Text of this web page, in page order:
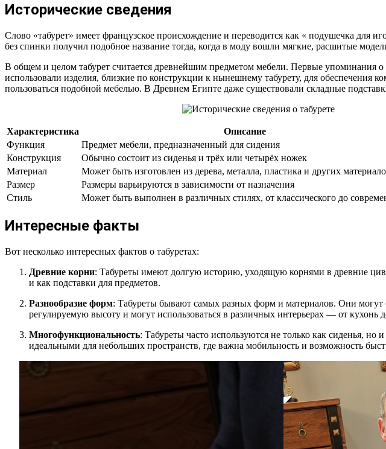
Исторические сведения
Слово «табурет» имеет французское происхождение и переводится как « подушечка для
без спинки получил подобное название тогда, когда в моду вошли мягкие, расшитые
В общем и целом табурет считается древнейшим предметом мебели. Первые упоминания
использовали изделия, близкие по конструкции к нынешнему табурету, для обеспечения
пользоваться подобной мебелью. В Древнем Египте даже существовали складные
Характеристика Описание
Функция
Предмет мебели, предназначенный для сидения
Конструкция
Обычно состоит из сиденья и трёх или четырёх ножек
Материал
Может быть изготовлен из дерева, металла, пластика и других
Размер
Размеры варьируются в зависимости от назначения
Стиль
Может быть выполнен в различных стилях, от классического до
Интересные факты
Вот несколько интересных фактов о табуретах:
Древние корни: Табуреты имеют долгую историю, уходящую корнями в древние
и как подставки для предметов.
Разнообразие форм: Табуреты бывают самых разных форм и материалов. Они могут
регулируемую высоту и могут использоваться в различных интерьерах — от кухонь
Многофункциональность: Табуреты часто используются не только как сиденья,
идеальными для небольших пространств, где важна мобильность и возможность